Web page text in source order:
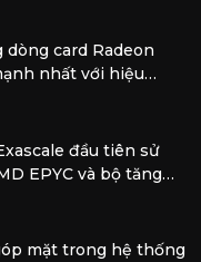
card Radeon
nhất với hiệu
đầu tiên sử
EPYC và bộ tăng
mặt trong hệ thống